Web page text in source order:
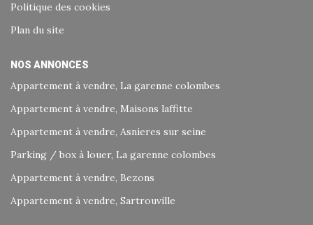
Politique des cookies
Plan du site
NOS ANNONCES
Appartement à vendre, La garenne colombes
Appartement à vendre, Maisons laffitte
Appartement à vendre, Asnieres sur seine
Parking / box à louer, La garenne colombes
Appartement à vendre, Bezons
Appartement à vendre, Sartrouville